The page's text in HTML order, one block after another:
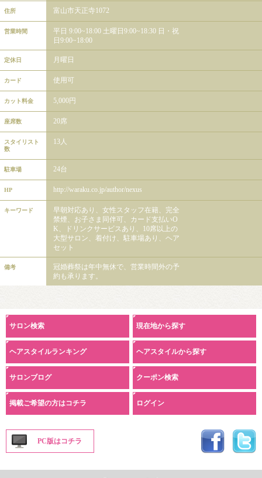
住所 富山市天正寺1072
営業時間
平日 9:00~18:00 土曜日9:00~18:30 日・祝
日9:00~18:00
定休日 月曜日
カード 使用可
カット料金 5,000円
座席数 20席
スタイリスト
数
13人
駐車場 24台
HP http://waraku.co.jp/author/nexus
キーワード
早朝対応あり、女性スタッフ在籍、完全
禁煙、お子さま同伴可、カード支払いO
K、ドリンクサービスあり、10席以上の
大型サロン、着付け、駐車場あり、ヘア
セット
備考
冠婚葬祭は年中無休で、営業時間外の予
約も承ります。
サロン検索 現在地から探す
ヘアスタイルランキング ヘアスタイルから探す
サロンブログ クーポン検索
掲載ご希望の方はコチラ ログイン
PC版はコチラ